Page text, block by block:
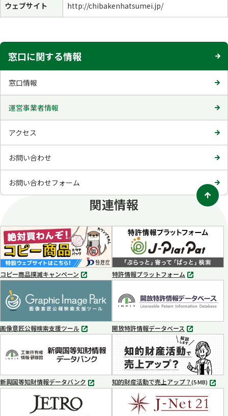
ウェブサイト http://chibakenhatsumei.jp/
窓口に関する情報
窓口情報
運営事業者情報
アクセス
お問い合わせ
お問い合わせフォーム
関連情報
コピー商品撲滅キャンペーン
別
で
開
く
特許情報プラットフォーム
別
ブ
で
く
画像意匠公報検索支援ツール
別
ブ
で
く
開放特許情報データベース
別
タ
ブ
で
開
く
新興国等知財情報データバンク
別
知的財産活動で売上アップ？(5 MB) MP4